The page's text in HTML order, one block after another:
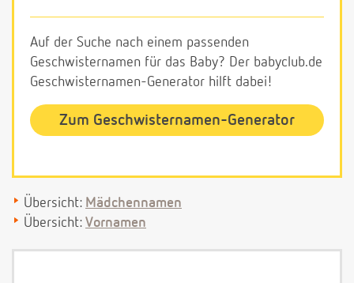
Auf der Suche nach einem passenden
Geschwisternamen für das Baby? Der babyclub.de
Geschwisternamen-Generator hilft dabei!
Zum Geschwisternamen-Generator
Übersicht: Mädchennamen
Übersicht: Vornamen